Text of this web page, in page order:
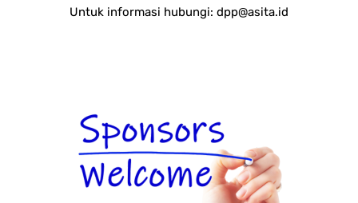
Untuk informasi hubungi: dpp@asita.id